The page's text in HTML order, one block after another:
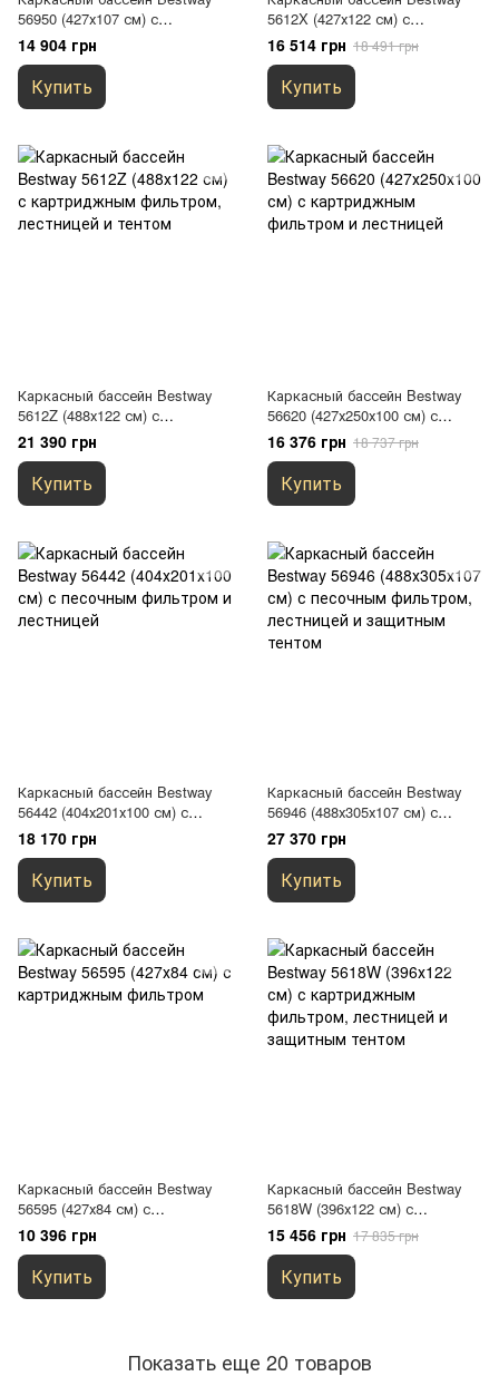
56950 (427х107 см) с
картриджным фильтром,
тентом и лестницей
14 904 грн
Купить
5612X (427х122 см) с
картриджным фильтром,
тентом и лестницей
16 514 грн 18 491 грн
Купить
Каркасный бассейн Bestway
5612Z (488х122 см) с
картриджным фильтром,
лестницей и тентом
21 390 грн
Купить
Каркасный бассейн Bestway
56620 (427х250х100 см) с
картриджным фильтром и
лестницей
16 376 грн 18 737 грн
Купить
Каркасный бассейн Bestway
56442 (404х201х100 см) с
песочным фильтром и
лестницей
18 170 грн
Купить
Каркасный бассейн Bestway
56946 (488х305х107 см) с
песочным фильтром,
лестницей и защитным тентом
27 370 грн
Купить
Каркасный бассейн Bestway
56595 (427х84 см) с
картриджным фильтром
10 396 грн
Купить
Каркасный бассейн Bestway
5618W (396х122 см) с
картриджным фильтром,
лестницей и защитным тентом
15 456 грн 17 835 грн
Купить
Показать еще 20 товаров